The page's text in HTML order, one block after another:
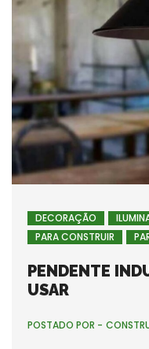
DECORAÇÃO
PARA CONSTRUIR
PENDENTE
USAR
POSTADO POR -